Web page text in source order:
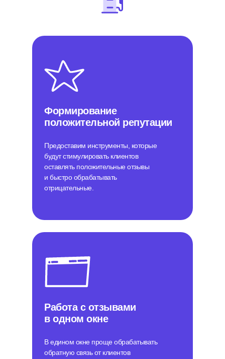
Предоставим инструменты, которые
будут стимулировать клиентов
оставлять положительные отзывы
и быстро обрабатывать
отрицательные.
Формирование
положительной репутации
Работа с отзывами
в одном окне
В едином окне проще обрабатывать
обратную связь от клиентов